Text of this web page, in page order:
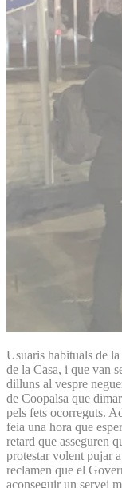
Usuaris habituals de
de la Casa, i que van
dilluns al vespre
de Coopalsa que
pels fets ocorreguts.
feia una hora que
retard que asseguren
protestar volent pujar
reclamen que el
aconseguir un servei